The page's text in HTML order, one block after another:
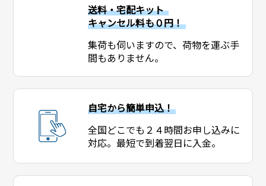
送料・宅配キット
キャンセル料も０円！
集荷も伺いますので、荷物を運ぶ手
間もありません。
自宅から簡単申込！
全国どこでも２４時間お申し込みに
対応。最短で到着翌日に入金。